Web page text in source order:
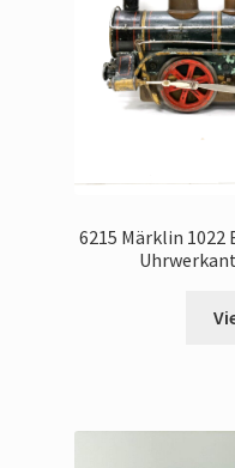
6215 Märklin